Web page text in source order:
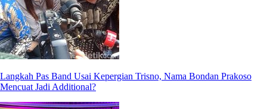
Langkah Pas Band Usai Kepergian Trisno, Nama Bondan Prakoso
Mencuat Jadi Additional?